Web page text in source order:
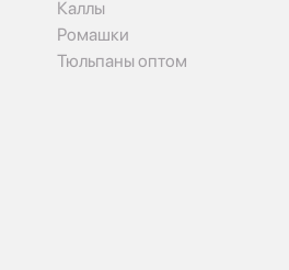
Каллы
Ромашки
Тюльпаны оптом